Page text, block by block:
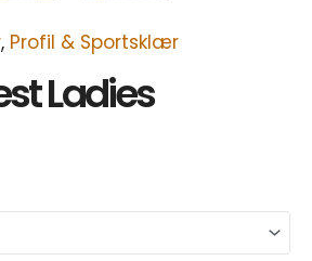
, Profil & Sportsklær
Ladies